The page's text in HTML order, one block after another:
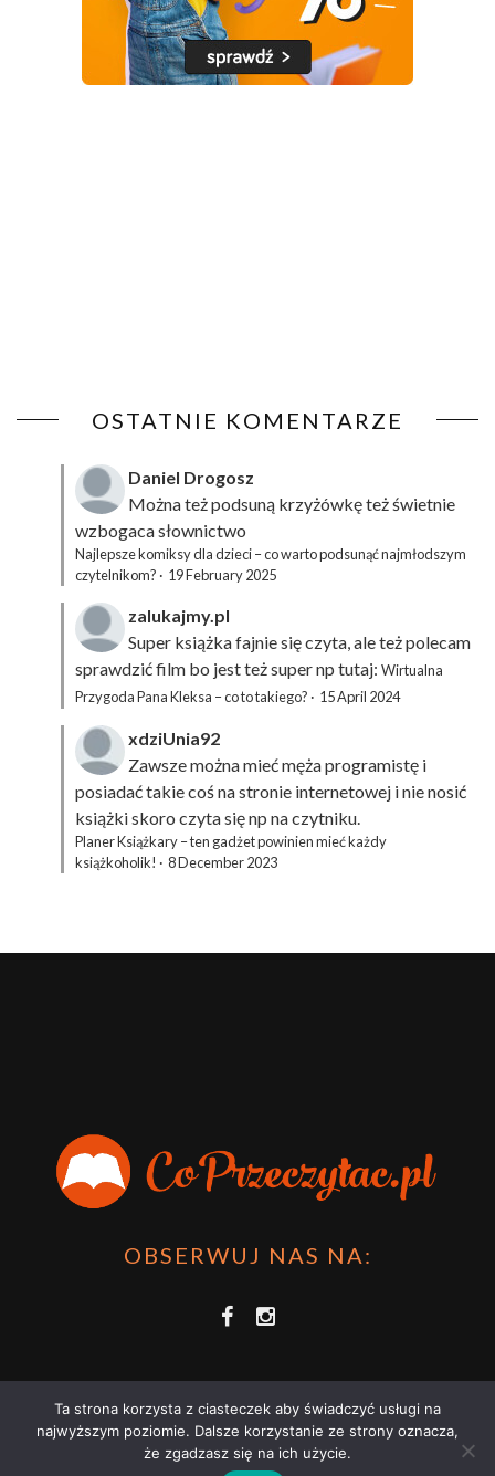
OSTATNIE KOMENTARZE
Daniel Drogosz
Można też podsuną krzyżówkęteż świetnie
wzbogaca słownictwo
Najlepsze komiksy dla dzieci – co warto podsunąć najmłodszym
czytelnikom? · 19 February 2025
zalukajmy.pl
Super książka fajnie się czyta, ale też polecam
sprawdzić film bo jest też super np tutaj: Wirtualna
Przygoda Pana Kleksa – co to takiego? · 15 April 2024
xdziUnia92
Zawsze można mieć męża programistę i
posiadać takie coś na stronie internetowej i nie nosić
książki skoro czyta się np na czytniku.
Planer Książkary – ten gadżet powinien mieć każdy
książkoholik! · 8 December 2023
OBSERWUJ NAS NA:
COPRZECZYTAĆ.PL 2021 | STRONA WYKORZYSTUJE PLIKI COOKIES |
Ta strona korzysta z ciasteczek aby świadczyć usługi na
najwyższym poziomie. Dalsze korzystanie ze strony oznacza,
że zgadzasz się na ich użycie.